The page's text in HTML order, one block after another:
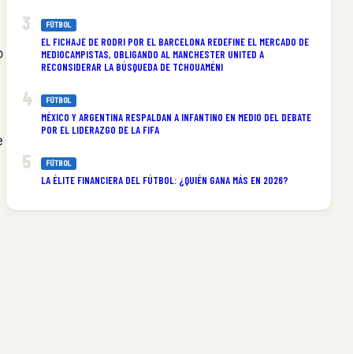
FÚTBOL
EL FICHAJE DE RODRI POR EL BARCELONA REDEFINE EL MERCADO DE
MEDIOCAMPISTAS, OBLIGANDO AL MANCHESTER UNITED A
RECONSIDERAR LA BÚSQUEDA DE TCHOUAMÉNI
FÚTBOL
MÉXICO Y ARGENTINA RESPALDAN A INFANTINO EN MEDIO DEL DEBATE
POR EL LIDERAZGO DE LA FIFA
FÚTBOL
LA ÉLITE FINANCIERA DEL FÚTBOL: ¿QUIÉN GANA MÁS EN 2026?